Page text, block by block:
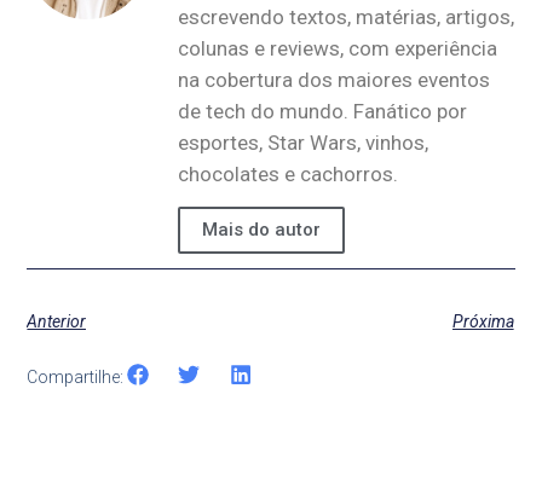
escrevendo textos, matérias, artigos,
colunas e reviews, com experiência
na cobertura dos maiores eventos
de tech do mundo. Fanático por
esportes, Star Wars, vinhos,
chocolates e cachorros.
Mais do autor
Anterior Próxima
Compartilhe: